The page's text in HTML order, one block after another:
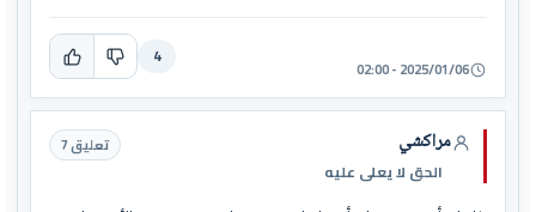
2025/01/06 - 02:00
4
مراكشي
الحق لا يعلى عليه
تعليق 7